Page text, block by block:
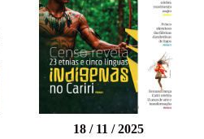
18 / 11 / 2025